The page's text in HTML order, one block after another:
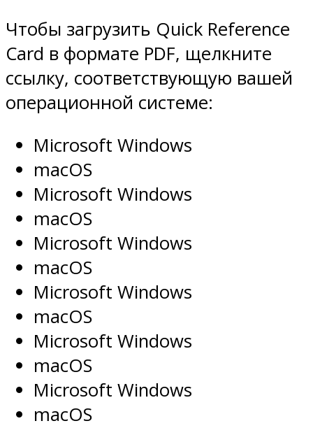
Чтобы загрузить Quick Reference
Card в формате PDF, щелкните
ссылку, соответствующую вашей
операционной системе:
Microsoft Windows
macOS
Microsoft Windows
macOS
Microsoft Windows
macOS
Microsoft Windows
macOS
Microsoft Windows
macOS
Microsoft Windows
macOS